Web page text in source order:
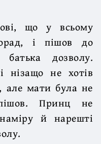
що у всьому
і пішов до
дозволу.
нізащо не хотів
але мати була не
Принц не
й нарешті